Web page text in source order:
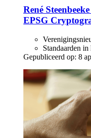
René
EPSG
Standaarden
Gepubliceerd op: 8